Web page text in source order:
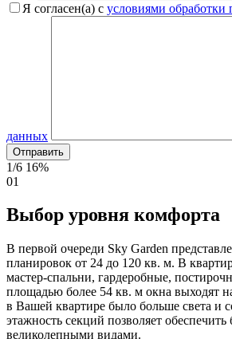
Я согласен(а) с условиями обработки
данных
1/6 16%
01
Выбор уровня комфорта
В первой очереди Sky Garden
планировок от 24 до 120 кв. м. В
мастер-спальни, гардеробные,
площадью более 54 кв. м окна выходят
в Вашей квартире было больше света и
этажность секций позволяет
великолепными видами.